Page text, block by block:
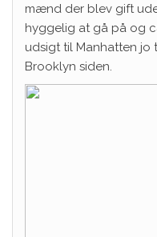
mænd der blev gift
hyggelig at gå på og
udsigt til Manhatten
Brooklyn siden.